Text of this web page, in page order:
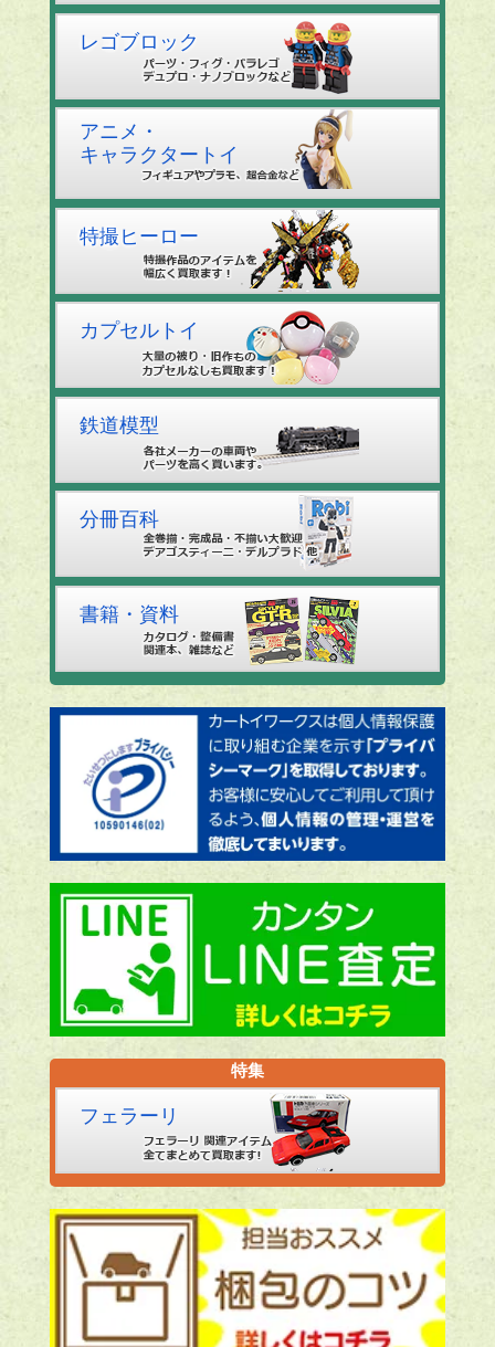
レゴブロック
アニメ・
キャラクタートイ
特撮ヒーロー
カプセルトイ
鉄道模型
分冊百科
書籍・資料
特集
フェラーリ